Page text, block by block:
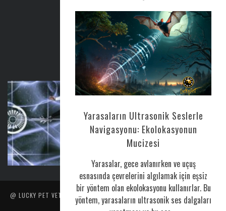
Yarasaların Ultrasonik Seslerle
Navigasyonu: Ekolokasyonun
Mucizesi
Yarasalar, gece avlanırken ve uçuş
esnasında çevrelerini algılamak için eşsiz
bir yöntem olan ekolokasyonu kullanırlar. Bu
yöntem, yarasaların ultrasonik ses dalgaları
Tel : 0216 386 77 52
AYLIK BÜLTEN
CORONAVIRUS HAKKINDA
@ LUCKY PET VETERINER POLIKLINIĞI TARAFINDAN YAPILMIŞTIR. İÇERIK
VE RESIMLERIN HER HAKKI SAKLIDIR.